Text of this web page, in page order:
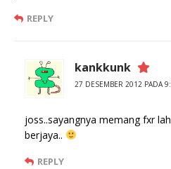
REPLY
kankkunk
27 DESEMBER 2012 PADA
joss..sayangnya memang fxr
berjaya..
REPLY